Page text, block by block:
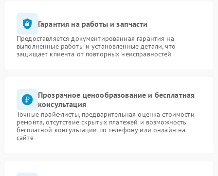
Гарантия на работы и запчасти
Предоставляется документированная гарантия на
выполненные работы и установленные детали, что
защищает клиента от повторных неисправностей
Прозрачное ценообразование и бесплатная
консультация
Точные прайс-листы, предварительная оценка стоимости
ремонта, отсутствие скрытых платежей и возможность
бесплатной консультации по телефону или онлайн на
сайте